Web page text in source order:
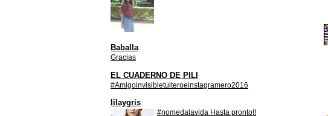
Baballa
Gracias
EL CUADERNO DE PILI
#Amigoinvisibletuiteroeinstagramero2016
lilaygris
#nomedalavida Hasta pronto!!